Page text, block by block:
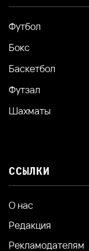
Футбол
Бокс
Баскетбол
Футзал
Шахматы
ССЫЛКИ
О нас
Редакция
Рекламодателям